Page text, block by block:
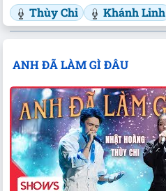
Thùy Chi Khánh Linh
ANH ĐÃ LÀM GÌ ĐÂU